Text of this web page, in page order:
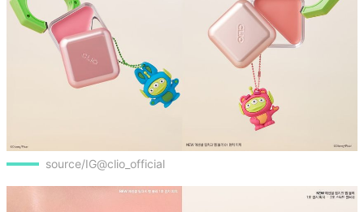
source/IG@clio_official